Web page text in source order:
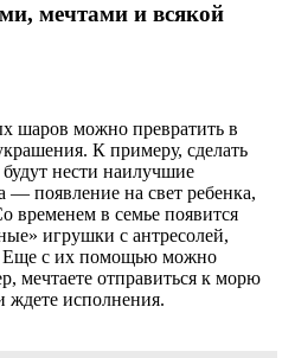
мечтами и всякой
шаров можно превратить в
К примеру, сделать
нести наилучшие
появление на свет ребенка,
временем в семье появится
игрушки с антресолей,
Еще с их помощью можно
мечтаете отправиться к морю
исполнения.